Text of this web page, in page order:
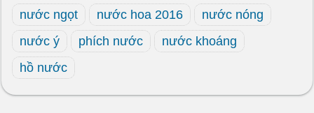
nước ngọt
nước hoa 2016
nước nóng
nước ý
phích nước
nước khoáng
hồ nước